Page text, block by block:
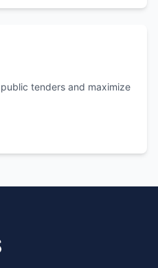
tenders and maximize